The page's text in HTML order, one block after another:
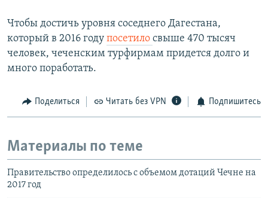
Чтобы достичь уровня соседнего Дагестана,
который в 2016 году посетило свыше 470 тысяч
человек, чеченским турфирмам придется долго и
много поработать.
Поделиться Читать без VPN Подпишитесь
Материалы по теме
Правительство определилось с объемом дотаций Чечне на
2017 год